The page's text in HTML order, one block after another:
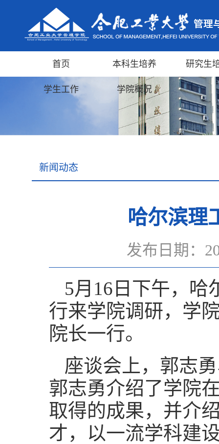
首页 本科生培养 研究生
学生工作 学院概况
新闻动态
哈尔滨理
发布日期：
5月16日下午，哈
行来学院调研，学
院长一行。
座谈会上，郭志
郭志勇介绍了学院
取得的成果，并介
才，以一流学科建